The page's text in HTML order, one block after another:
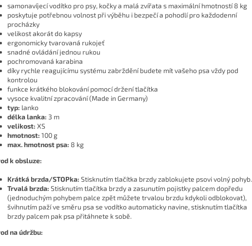
samonavíjecí vodítko pro psy, kočky a malá zvířata s maximální hmotností 8 kg
poskytuje potřebnou volnost při výběhu i bezpečí a pohodlí pro každodenní
procházky
velikost akorát do kapsy
ergonomicky tvarovaná rukojeť
snadné ovládání jednou rukou
pochromovaná karabina
díky rychle reagujícímu systému zabrždění budete mít vašeho psa vždy pod
kontrolou
funkce krátkého blokování pomocí držení tlačítka
vysoce kvalitní zpracování (Made in Germany)
typ: lanko
délka lanka: 3 m
velikost: XS
hmotnost: 100 g
max. hmotnost psa: 8 kg
k obsluze:
Krátká brzda/STOPka: Stisknutím tlačítka brzdy zablokujete psovi volný pohyb.
Trvalá brzda: Stisknutím tlačítka brzdy a zasunutím pojistky palcem dopředu
(jednoduchým pohybem palce zpět můžete trvalou brzdu kdykoli odblokovat),
švihnutím paží ve směru psa se vodítko automaticky navine, stisknutím tlačítka
brzdy palcem pak psa přitáhnete k sobě.
na údržbu: